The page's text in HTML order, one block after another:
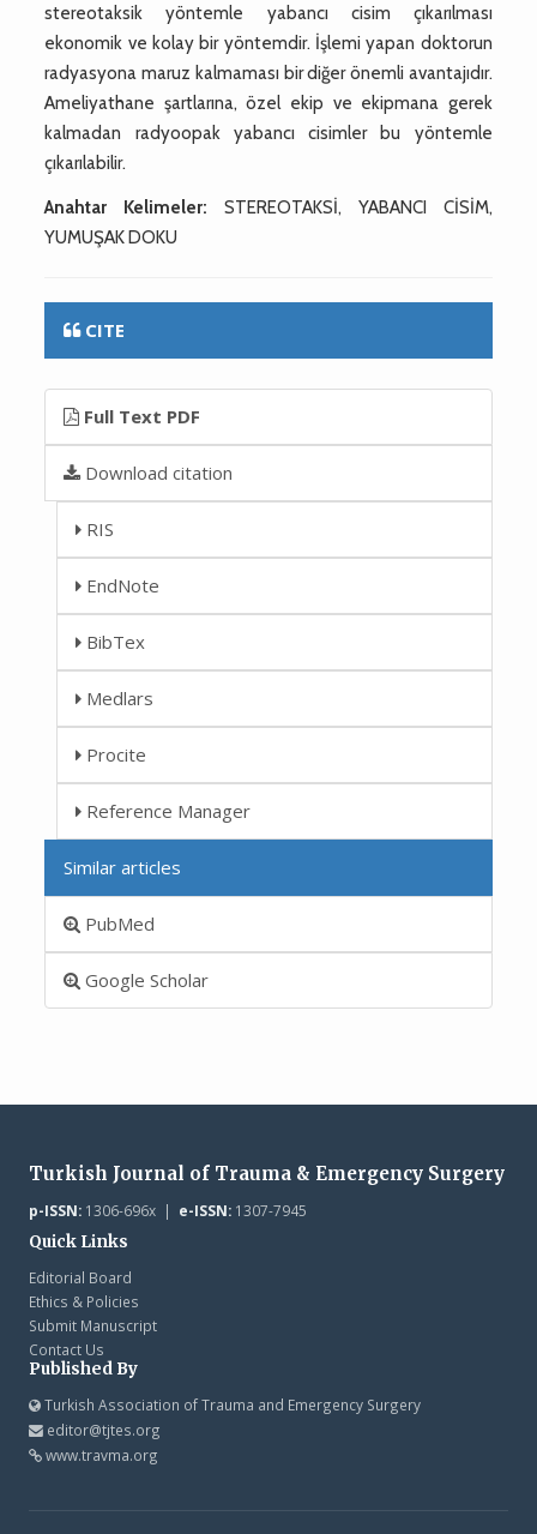
stereotaksik yöntemle yabancı cisim çıkarılması
ekonomik ve kolay bir yöntemdir. İşlemi yapan doktorun
radyasyona maruz kalmaması bir diğer önemli avantajıdır.
Ameliyathane şartlarına, özel ekip ve ekipmana gerek
kalmadan radyoopak yabancı cisimler bu yöntemle
çıkarılabilir.
Anahtar Kelimeler: STEREOTAKSİ, YABANCI CİSİM,
YUMUŞAK DOKU
CITE
Full Text PDF
Download citation
RIS
EndNote
BibTex
Medlars
Procite
Reference Manager
Similar articles
PubMed
Google Scholar
Turkish Journal of Trauma & Emergency Surgery
p-ISSN:1306-696x | e-ISSN:1307-7945
Quick Links
Editorial Board
Ethics & Policies
Submit Manuscript
Contact Us
Published By
Turkish Association of Trauma and Emergency Surgery
editor@tjtes.org
www.travma.org